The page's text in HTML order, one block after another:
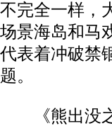
不完全一样，
场景海岛和马
代表着冲破禁
题。
《熊出没之